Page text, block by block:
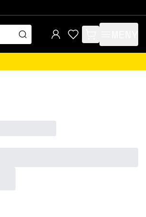
items in cart, view